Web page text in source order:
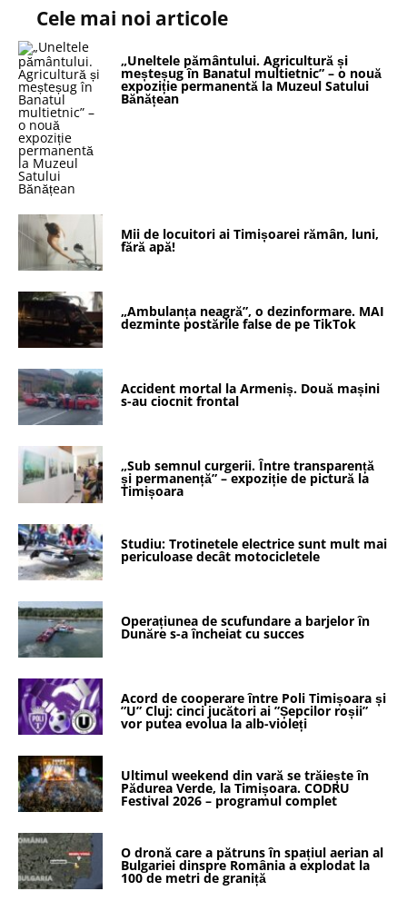
Cele mai noi articole
„Uneltele pământului. Agricultură și
meșteșug în Banatul multietnic” – o nouă
expoziție permanentă la Muzeul Satului
Bănățean
Mii de locuitori ai Timișoarei rămân, luni,
fără apă!
„Ambulanța neagră”, o dezinformare. MAI
dezminte postările false de pe TikTok
Accident mortal la Armeniș. Două mașini
s-au ciocnit frontal
„Sub semnul curgerii. Între transparență
și permanență” – expoziție de pictură la
Timișoara
Studiu: Trotinetele electrice sunt mult mai
periculoase decât motocicletele
Operațiunea de scufundare a barjelor în
Dunăre s-a încheiat cu succes
Acord de cooperare între Poli Timișoara și
”U” Cluj: cinci jucători ai ”Șepcilor roșii”
vor putea evolua la alb-violeți
Ultimul weekend din vară se trăiește în
Pădurea Verde, la Timișoara. CODRU
Festival 2026 – programul complet
O dronă care a pătruns în spațiul aerian al
Bulgariei dinspre România a explodat la
100 de metri de graniță